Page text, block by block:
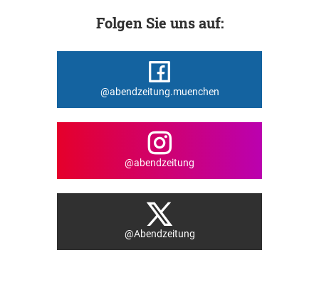
Folgen Sie uns auf:
@abendzeitung.muenchen
@abendzeitung
@Abendzeitung